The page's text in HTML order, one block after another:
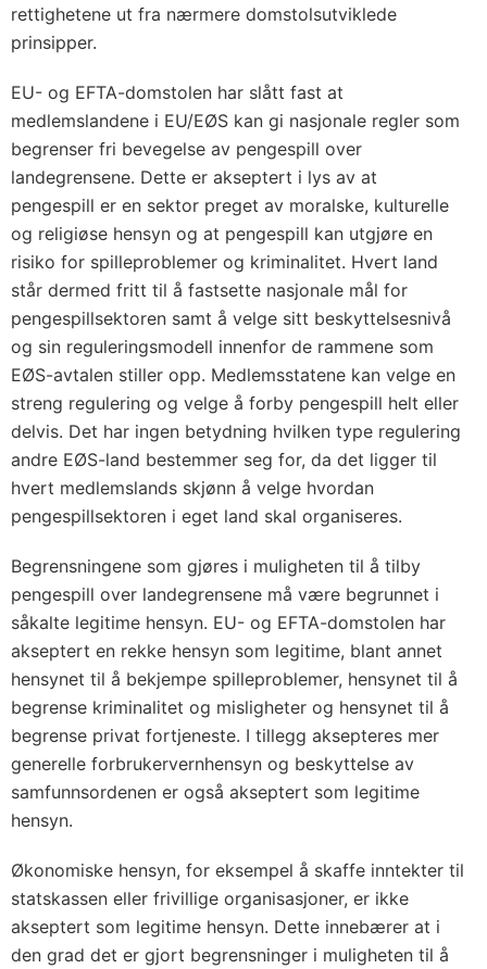
rettighetene ut fra nærmere domstolsutviklede
prinsipper.
EU- og EFTA-domstolen har slått fast at
medlemslandene i EU/EØS kan gi nasjonale regler som
begrenser fri bevegelse av pengespill over
landegrensene. Dette er akseptert i lys av at
pengespill er en sektor preget av moralske, kulturelle
og religiøse hensyn og at pengespill kan utgjøre en
risiko for spilleproblemer og kriminalitet. Hvert land
står dermed fritt til å fastsette nasjonale mål for
pengespillsektoren samt å velge sitt beskyttelsesnivå
og sin reguleringsmodell innenfor de rammene som
EØS-avtalen stiller opp. Medlemsstatene kan velge en
streng regulering og velge å forby pengespill helt eller
delvis. Det har ingen betydning hvilken type regulering
andre EØS-land bestemmer seg for, da det ligger til
hvert medlemslands skjønn å velge hvordan
pengespillsektoren i eget land skal organiseres.
Begrensningene som gjøres i muligheten til å tilby
pengespill over landegrensene må være begrunnet i
såkalte legitime hensyn. EU- og EFTA-domstolen har
akseptert en rekke hensyn som legitime, blant annet
hensynet til å bekjempe spilleproblemer, hensynet til å
begrense kriminalitet og misligheter og hensynet til å
begrense privat fortjeneste. I tillegg aksepteres mer
generelle forbrukervernhensyn og beskyttelse av
samfunnsordenen er også akseptert som legitime
hensyn.
Økonomiske hensyn, for eksempel å skaffe inntekter til
statskassen eller frivillige organisasjoner, er ikke
akseptert som legitime hensyn. Dette innebærer at i
den grad det er gjort begrensninger i muligheten til å